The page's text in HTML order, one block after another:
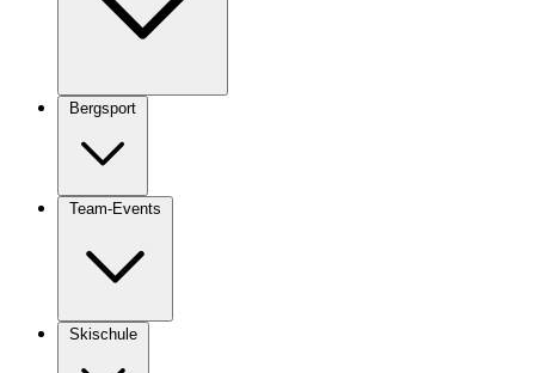
Bergsport
Team-Events
Skischule